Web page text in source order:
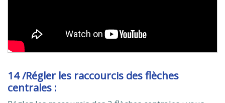
14 /Régler les raccourcis des flèches
centrales :